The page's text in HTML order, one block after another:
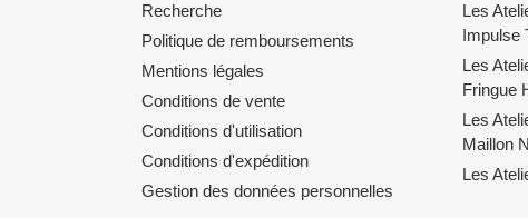
Recherche
Politique de remboursements
Mentions légales
Conditions de vente
Conditions d'utilisation
Conditions d'expédition
Gestion des données personnelles
Les
Impulse
Les
Fringue
Les
Maillon
Les